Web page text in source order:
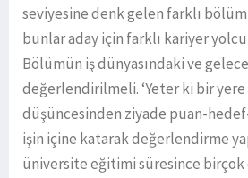
seviyesine denk gelen farklı
bunlar aday için farklı kariyer
Bölümün iş dünyasındaki ve
değerlendirilmeli. ‘Yeter ki bir yere
düşüncesinden ziyade puan-
işin içine katarak değerlendirme
üniversite eğitimi süresince birçok